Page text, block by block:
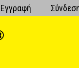
Εγγραφή